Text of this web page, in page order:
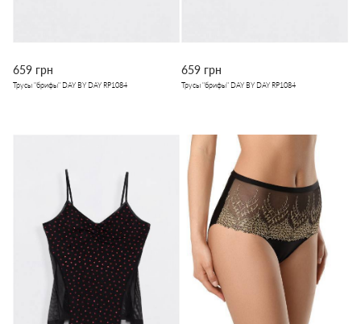
659 грн
Трусы "брифы" DAY BY DAY RP1084
659 грн
Трусы "брифы" DAY BY DAY RP1084